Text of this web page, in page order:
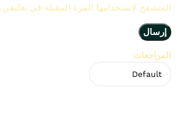
المراجعات
المتصفح لاستخدامها المرة المقبلة في تعليقي.